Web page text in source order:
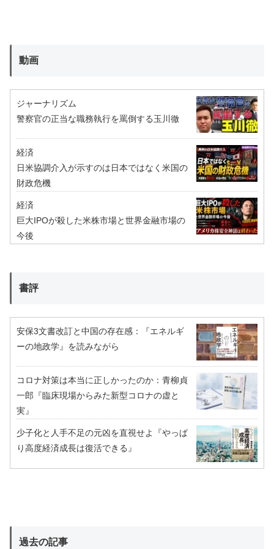
動画
ジャーナリズム
警察官の正当な職務執行を罵倒する玉川徹
経済
日米協調介入が示すのは日本ではなく米国の
財政危機
経済
巨大IPOが殺した米株市場と世界金融市場の
今後
書評
安保3文書改訂と中国の存在感：『エネルギ
ーの地政学』を読みながら
コロナ対策は本当に正しかったのか：青柳貞
一郎『臨床現場からみた新型コロナの虚と
実』
少子化と人手不足の元凶を直視せよ『やっぱ
り高度経済成長は復活できる』
過去の記事